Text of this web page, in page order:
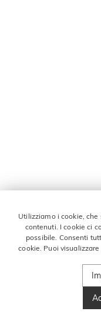
Utilizziamo i cookie,
contenuti. I cookie ci
possibile. Consenti
cookie. Puoi